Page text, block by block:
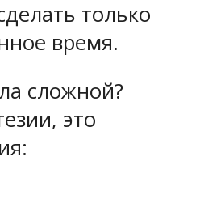
только
время.
сложной?
это